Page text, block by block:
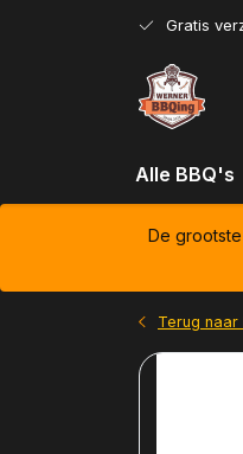
Gratis
Alle BBQ's
De
Terug naar